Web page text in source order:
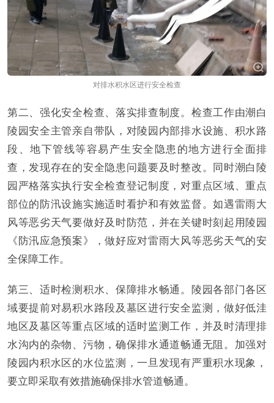
对排水积水区进行安全检查
第二、强化安全检查、落实排查制度。检查工作由潮白
陵园安全主管亲自带队，对陵园内部排水设施、积水路
段、地下管线等容易产生安全隐患的地方进行全面排
查，发现存在的安全隐患问题要及时整改。同时潮白陵
园严格落实执行安全检查登记制度，对重点区域、重点
部位的防汛设施实施适时看护和有效监督。如遇雷雨大
风等恶劣天气要做好及时防范，并在关键时刻起用陵园
《防汛应急预案》，做好应对雷雨大风等恶劣天气的安
全保障工作。
第三、适时检测积水、保障排水畅通。陵园各部门各区
域要提前对易积水路段及墓区进行安全监测，做好低洼
地区及墓区等重点区域的适时监测工作，并及时清理排
水沟内的杂物、污物，确保排水通道畅通无阻。加强对
陵园内积水区的水位监测，一旦发现有严重积水现象，
要立即采取有效措施确保排水管道畅通。